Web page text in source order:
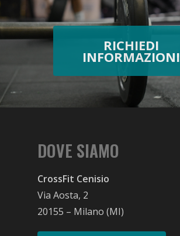
RICHIEDI
INFORMAZIONI
DOVE SIAMO
CrossFit Cenisio
Via Aosta, 2
20155 – Milano (MI)